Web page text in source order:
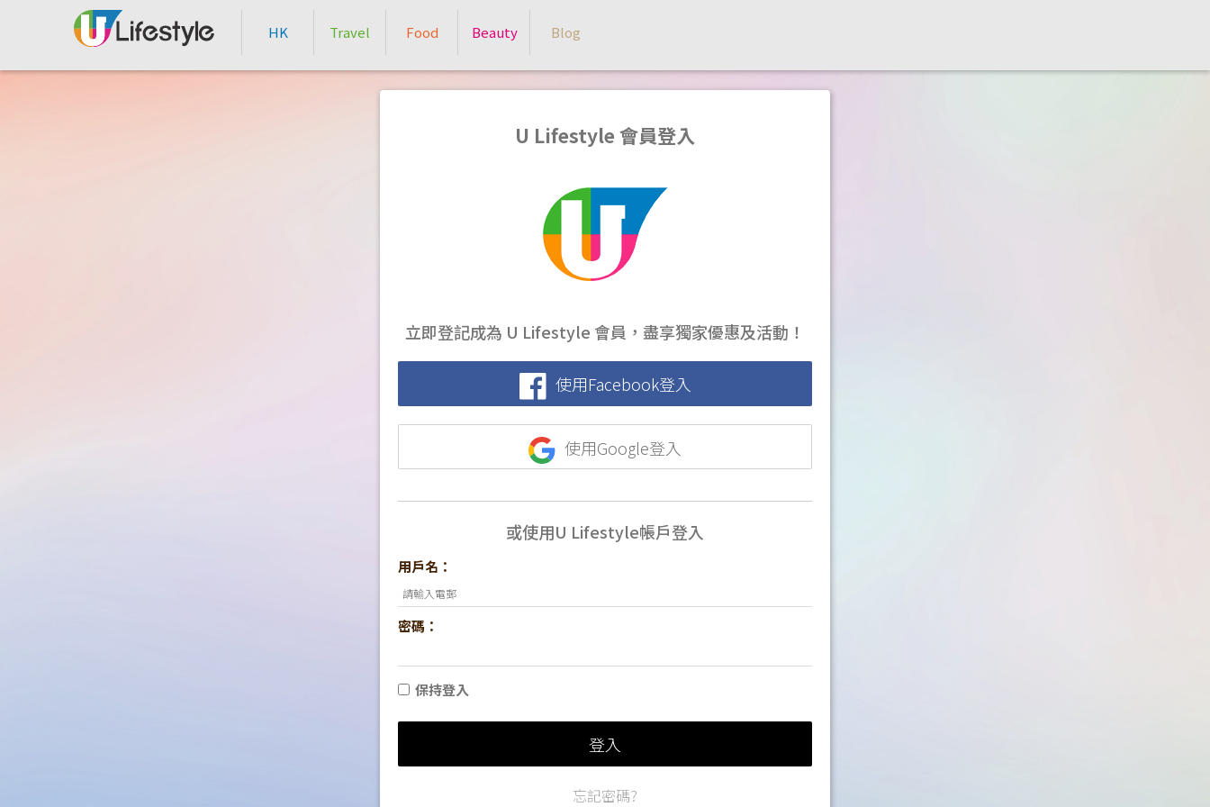
HK Travel Food Beauty Blog
U Lifestyle 會員登入
立即登記成為 U Lifestyle 會員，盡享獨家優惠及活動！
使用Facebook登入
使用Google登入
或使用U Lifestyle帳戶登入
用戶名：
密碼：
保持登入
登入
忘記密碼?